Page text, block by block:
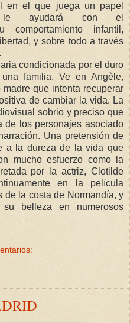
en el que juega un papel
le ayudará con el
infantil,
y sobre todo a través
condicionada por el duro
familia. Ve en Angèle,
que intenta recuperar
de cambiar la vida. La
sobrio y preciso que
de los personajes asociado
Una pretensión de
a la dureza de la vida que
mucho esfuerzo como la
por la actriz, Clotilde
en la película
de la costa de Normandía, y
belleza en numerosos